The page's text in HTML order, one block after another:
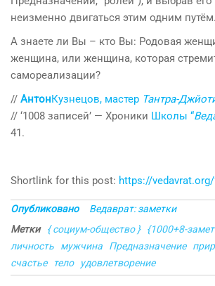
неизменно двигаться этим одним путём.
А знаете ли Вы – кто Вы: Родовая
женщина, или женщина, которая
самореализации?
// АнтонКузнецов, мастер Тантра-
// ‘1008 записей’ — Хроники Школы “
41.
Shortlink for this post: https://
Опубликовано
Ведаврат: заметки
Метки
{ социум-общество } {1000+8-
личность
мужчина Предназначение
счастье
тело удовлетворение